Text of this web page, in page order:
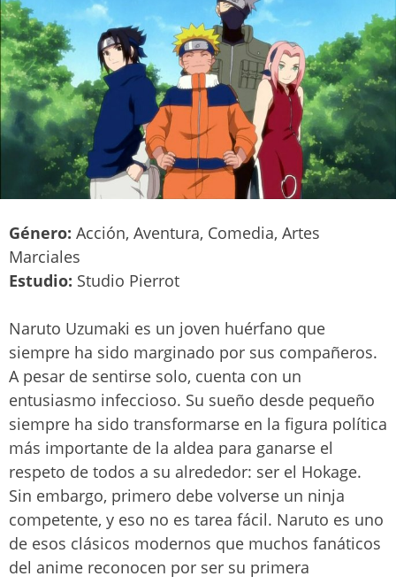
Género: Acción, Aventura, Comedia, Artes
Marciales
Estudio: Studio Pierrot
Naruto Uzumaki es un joven huérfano que
siempre ha sido marginado por sus compañeros.
A pesar de sentirse solo, cuenta con un
entusiasmo infeccioso. Su sueño desde pequeño
siempre ha sido transformarse en la figura política
más importante de la aldea para ganarse el
respeto de todos a su alrededor: ser el Hokage.
Sin embargo, primero debe volverse un ninja
competente, y eso no es tarea fácil. Naruto es uno
de esos clásicos modernos que muchos fanáticos
del anime reconocen por ser su primera